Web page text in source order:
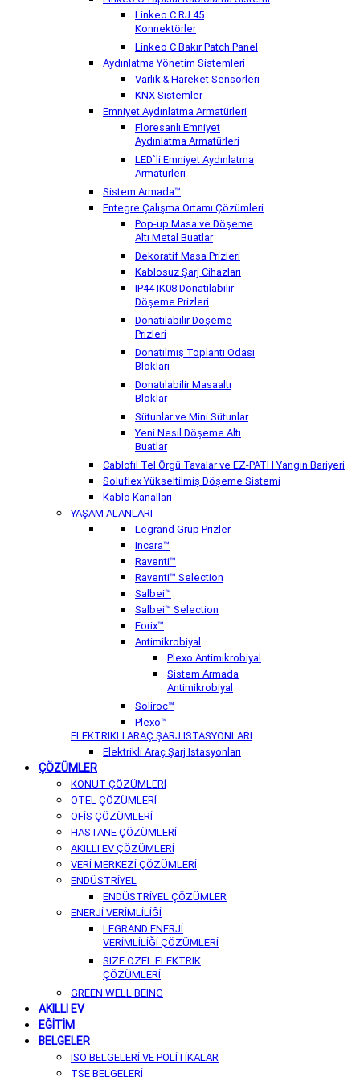
Linkeo C RJ 45
Konnektörler
Linkeo C Bakır Patch Panel
Aydınlatma Yönetim Sistemleri
Varlık & Hareket Sensörleri
KNX Sistemler
Emniyet Aydınlatma Armatürleri
Floresanlı Emniyet
Aydınlatma Armatürleri
LED`li Emniyet Aydınlatma
Armatürleri
Sistem Armada™
Entegre Çalışma Ortamı Çözümleri
Pop-up Masa ve Döşeme
Altı Metal Buatlar
Dekoratif Masa Prizleri
Kablosuz Şarj Cihazları
IP44 IK08 Donatılabilir
Döşeme Prizleri
Donatılabilir Döşeme
Prizleri
Donatılmış Toplantı Odası
Blokları
Donatılabilir Masaaltı
Bloklar
Sütunlar ve Mini Sütunlar
Yeni Nesil Döşeme Altı
Buatlar
Cablofil Tel Örgü Tavalar ve EZ-PATH Yangın Bariyeri
Soluflex Yükseltilmiş Döşeme Sistemi
Kablo Kanalları
YAŞAM ALANLARI
Legrand Grup Prizler
Incara™
Raventi™
Raventi™ Selection
Salbei™
Salbei™ Selection
Forix™
Antimikrobiyal
Plexo Antimikrobiyal
Sistem Armada
Antimikrobiyal
Soliroc™
Plexo™
ELEKTRİKLİ ARAÇ ŞARJ İSTASYONLARI
Elektrikli Araç Şarj İstasyonları
ÇÖZÜMLER
KONUT ÇÖZÜMLERİ
OTEL ÇÖZÜMLERİ
OFİS ÇÖZÜMLERİ
HASTANE ÇÖZÜMLERİ
AKILLI EV ÇÖZÜMLERİ
VERİ MERKEZİ ÇÖZÜMLERİ
ENDÜSTRİYEL
ENDÜSTRİYEL ÇÖZÜMLER
ENERJİ VERİMLİLİĞİ
LEGRAND ENERJİ
VERİMLİLİĞİ ÇÖZÜMLERİ
SİZE ÖZEL ELEKTRİK
ÇÖZÜMLERİ
GREEN WELL BEING
AKILLI EV
EĞİTİM
BELGELER
ISO BELGELERİ VE POLİTİKALAR
TSE BELGELERİ